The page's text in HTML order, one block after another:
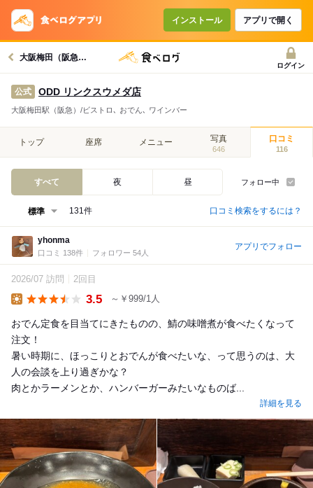
インストール アプリで開く
大阪梅田（阪急）駅グルメへ
ログイン
公式 ODD リンクスウメダ店
大阪梅田駅（阪急）/ビストロ､ おでん､ ワインバー
トップ 座席 メニュー 写真
646
口コミ
116
すべて 夜 昼 フォロー中
131件 口コミ検索をするには？
yhonma
口コミ 138件 フォロワー 54人
アプリでフォロー
2026/07 訪問 2回目
3.5 ～￥999/1人
おでん定食を目当てにきたものの、鯖の味噌煮が食べたくなって
注文！
暑い時期に、ほっこりとおでんが食べたいな、って思うのは、大
人の会談を上り過ぎかな？
肉とかラーメンとか、ハンバーガーみたいなものば...
詳細を見る